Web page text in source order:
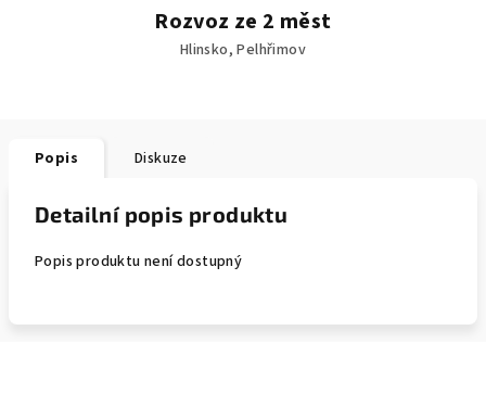
Rozvoz ze 2 měst
Hlinsko, Pelhřimov
Popis Diskuze
Detailní popis produktu
Popis produktu není dostupný